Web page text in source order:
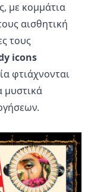
με κομμάτια
αισθητική
τους
icons
φτιάχνονται
μυστικά